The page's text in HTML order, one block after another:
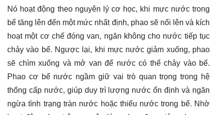
Nó hoạt động theo nguyên lý cơ học, khi mực nước trong
bể tăng lên đến một mức nhất định, phao sẽ nổi lên và kích
hoạt một cơ chế đóng van, ngăn không cho nước tiếp tục
chảy vào bể. Ngược lại, khi mực nước giảm xuống, phao
sẽ chìm xuống và mở van để nước có thể chảy vào bể.
Phao cơ bể nước ngầm giữ vai trò quan trọng trong hệ
thống cấp nước, giúp duy trì lượng nước ổn định và ngăn
ngừa tình trạng tràn nước hoặc thiếu nước trong bể. Nhờ